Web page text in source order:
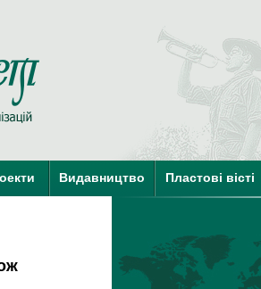
Видавництво Пластові вісті
Пласт у Світі
члени КУПО краї-кандидати на членство в КУПО